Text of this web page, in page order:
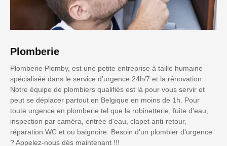
Plomberie
Plomberie Plomby, est une petite entreprise à taille humaine
spécialisée dans le service d’urgence 24h/7 et la rénovation.
Notre équipe de plombiers qualifiés est là pour vous servir et
peut se déplacer partout en Belgique en moins de 1h. Pour
toute urgence en plomberie tel que la robinetterie, fuite d'eau,
inspection par caméra, entrée d'eau, clapet anti-retour,
réparation WC et ou baignoire. Besoin d'un plombier d'urgence
? Appelez-nous dès maintenant !!!